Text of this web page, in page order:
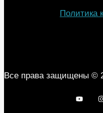
Политика
Все права защищены ©